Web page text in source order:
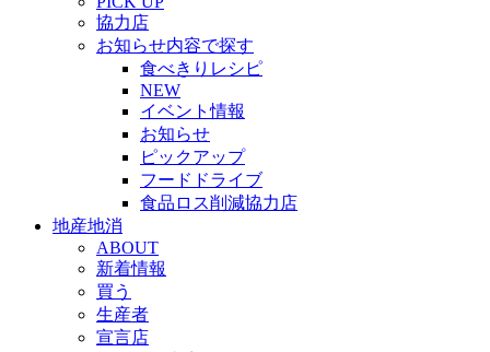
協力店
お知らせ内容で探す
食べきりレシピ
NEW
イベント情報
お知らせ
ピックアップ
フードドライブ
食品ロス削減協力店
地産地消
ABOUT
新着情報
買う
生産者
宣言店